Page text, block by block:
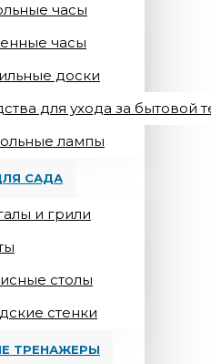
часы
часы
доски
для ухода за бытовой
лампы
САДА
и грили
столы
стенки
ТРЕНАЖЕРЫ